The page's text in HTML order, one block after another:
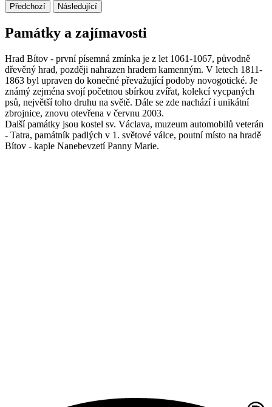
Předchozí Následující
Památky a zajímavosti
Hrad Bítov - první písemná zmínka je z let 1061-1067, původně
dřevěný hrad, později nahrazen hradem kamenným. V letech 1811-
1863 byl upraven do konečné převažující podoby novogotické. Je
známý zejména svojí početnou sbírkou zvířat, kolekcí vycpaných
psů, největší toho druhu na světě. Dále se zde nachází i unikátní
zbrojnice, znovu otevřena v červnu 2003.
Další památky jsou kostel sv. Václava, muzeum automobilů veterán
- Tatra, památník padlých v 1. světové válce, poutní místo na hradě
Bítov - kaple Nanebevzetí Panny Marie.